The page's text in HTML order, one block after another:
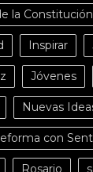
la Constitución
Inspirar
Jóvenes
Nuevas
con
Rosario